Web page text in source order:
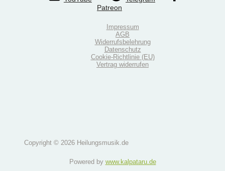
Patreon
Impressum
AGB
Widerrufsbelehrung
Datenschutz
Cookie-Richtlinie (EU)
Vertrag widerrufen
Copyright © 2026 Heilungsmusik.de
Powered by www.kalpataru.de